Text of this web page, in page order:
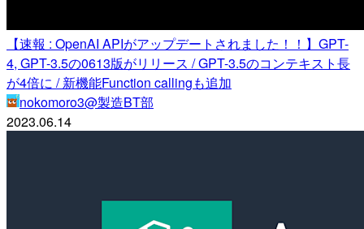
【速報 : OpenAI APIがアップデートされました！！】GPT-
4, GPT-3.5の0613版がリリース / GPT-3.5のコンテキスト長
が4倍に / 新機能Function callingも追加
nokomoro3@製造BT部
2023.06.14